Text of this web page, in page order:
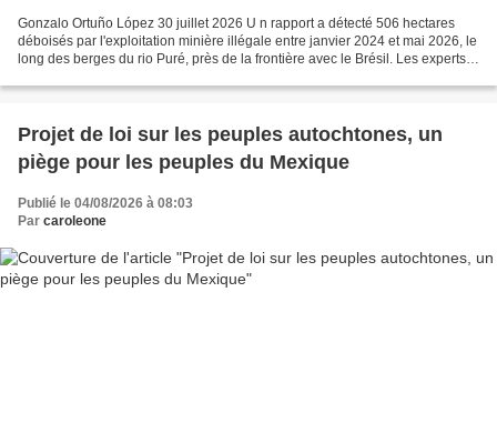
Gonzalo Ortuño López 30 juillet 2026 U n rapport a détecté 506 hectares
déboisés par l'exploitation minière illégale entre janvier 2024 et mai 2026, le
long des berges du rio Puré, près de la frontière avec le Brésil. Les experts
Projet de loi sur les peuples autochtones, un
piège pour les peuples du Mexique
Publié le 04/08/2026 à 08:03
Par caroleone